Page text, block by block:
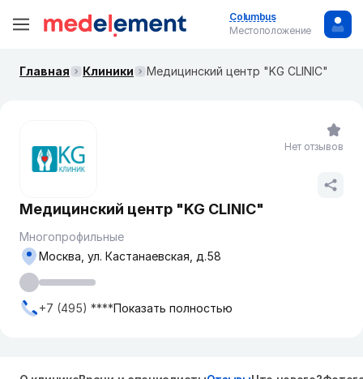
Columbus
Местоположение
Главная Клиники Медицинский центр "KG CLINIC"
Медицинский центр "KG CLINIC"
Многопрофильные
Москва, ​ул. Кастанаевская, д.58
+7 (495) ****Показать полностью
Нет отзывов